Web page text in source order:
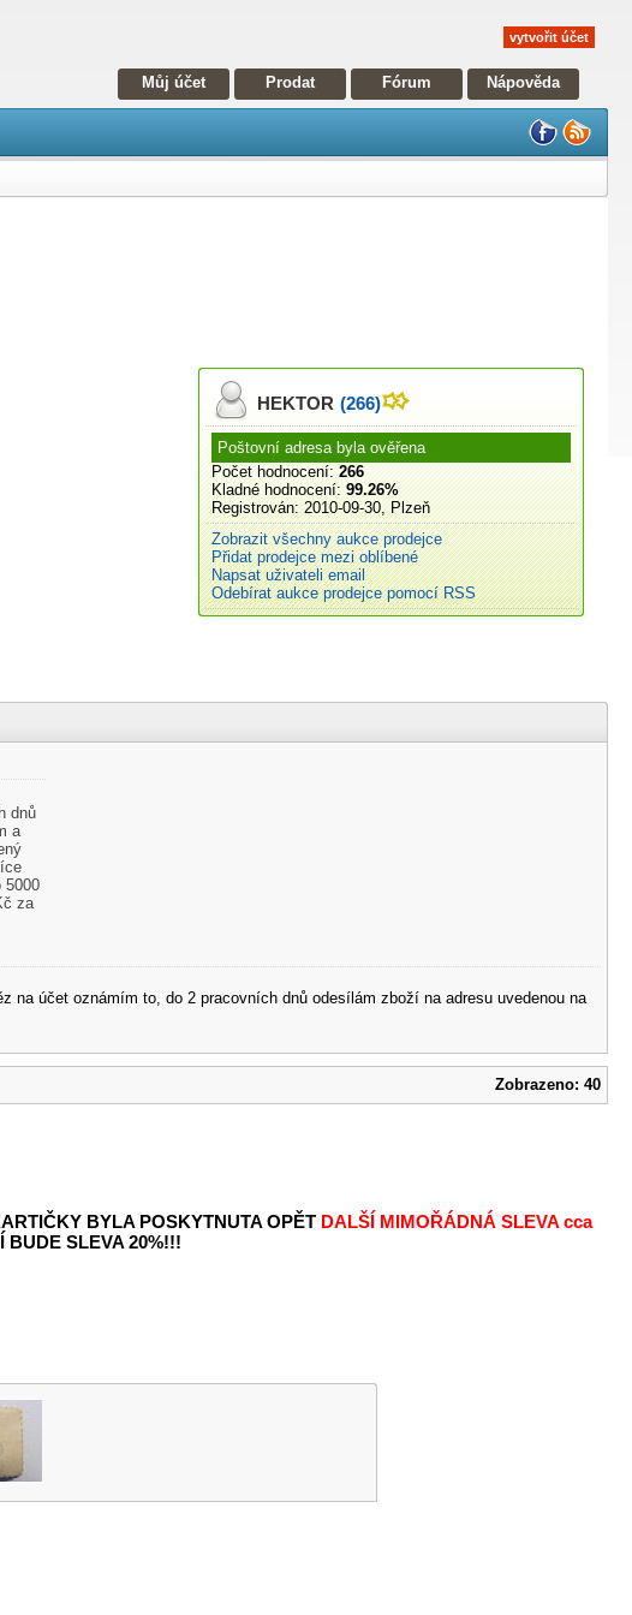
vytvořit účet
Můj účet Prodat Fórum Nápověda
HEKTOR (266)
Poštovní adresa byla ověřena
Počet hodnocení: 266
Kladné hodnocení: 99.26%
Registrován: 2010-09-30, Plzeň
Zobrazit všechny aukce prodejce
Přidat prodejce mezi oblíbené
Napsat uživateli email
Odebírat aukce prodejce pomocí RSS
dnů
a
5000
za
účet oznámím to, do 2 pracovních dnů odesílám zboží na adresu uvedenou na
Zobrazeno: 40
BYLA POSKYTNUTA OPĚT DALŠÍ MIMOŘÁDNÁ SLEVAcca
BUDE SLEVA 20%!!!